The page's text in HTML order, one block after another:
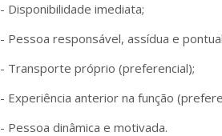
- Disponibilidade imediata;
- Pessoa responsável, assídua e
- Transporte próprio (preferencial);
- Experiência anterior na função
- Pessoa dinâmica e motivada.